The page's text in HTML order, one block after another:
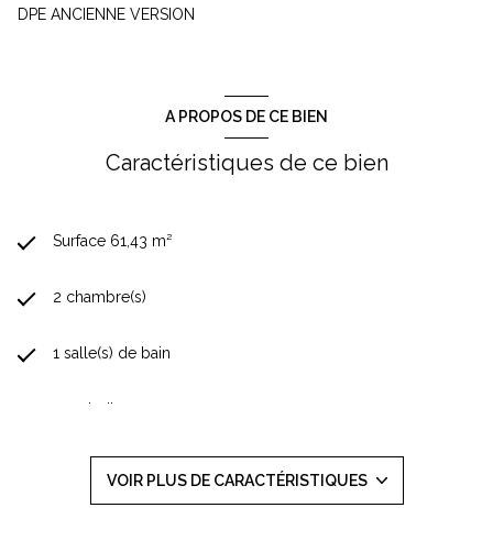
www.georisques.gouv.fr
DPE ANCIENNE VERSION
A PROPOS DE CE BIEN
Caractéristiques de ce bien
Surface 61,43 m²
2 chambre(s)
1 salle(s) de bain
construit en 1900
VOIR PLUS DE CARACTÉRISTIQUES